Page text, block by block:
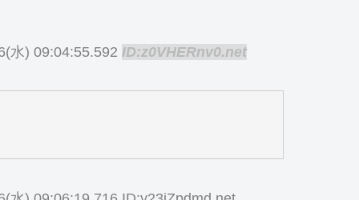
水) 09:04:55.592 ID:z0VHERnv0.net